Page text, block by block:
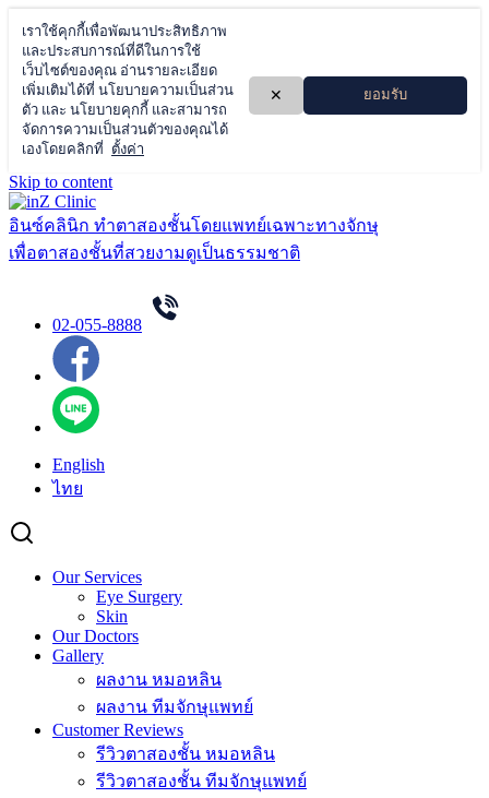
Skip to content
อินซ์คลินิก ทำตาสองชั้นโดยแพทย์เฉพาะทางจักษุ
เพื่อตาสองชั้นที่สวยงามดูเป็นธรรมชาติ
02-055-8888
English
ไทย
Our Services
Eye Surgery
Skin
Our Doctors
Gallery
ผลงาน หมอหลิน
ผลงาน ทีมจักษุแพทย์
Customer Reviews
รีวิวตาสองชั้น หมอหลิน
รีวิวตาสองชั้น ทีมจักษุแพทย์